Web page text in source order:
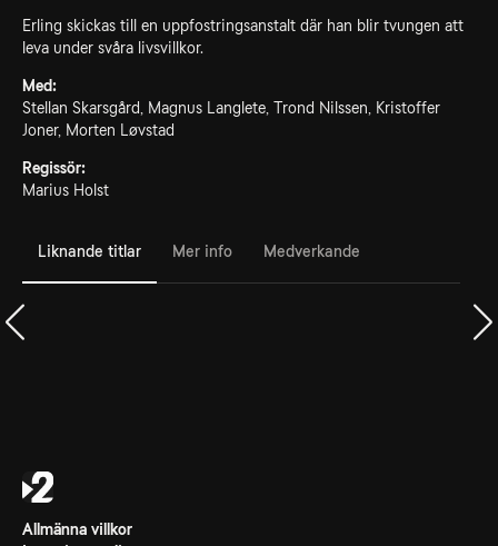
Erling skickas till en uppfostringsanstalt där han blir tvungen att
leva under svåra livsvillkor.
Med:
Stellan Skarsgård, Magnus Langlete, Trond Nilssen, Kristoffer
Joner, Morten Løvstad
Regissör:
Marius Holst
Liknande titlar Mer info Medverkande
Allmänna villkor